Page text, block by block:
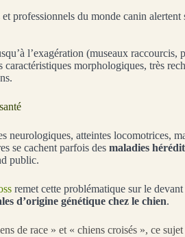
professionnels du monde canin alertent
l’exagération (museaux raccourcis,
caractéristiques morphologiques, très
neurologiques, atteintes locomotrices,
se cachent parfois des maladies
public.
remet cette problématique sur le
d’origine génétique chez le chien.
de race » et « chiens croisés », ce